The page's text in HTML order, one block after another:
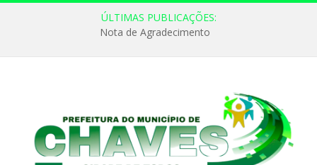
ÚLTIMAS PUBLICAÇÕES:
Nota de Agradecimento